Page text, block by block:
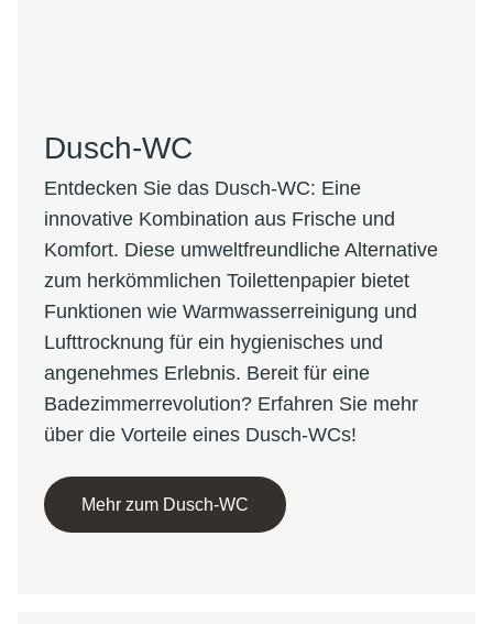
Dusch-WC
Entdecken Sie das Dusch-WC: Eine
innovative Kombination aus Frische und
Komfort. Diese umweltfreundliche Alternative
zum herkömmlichen Toilettenpapier bietet
Funktionen wie Warmwasserreinigung und
Lufttrocknung für ein hygienisches und
angenehmes Erlebnis. Bereit für eine
Badezimmerrevolution? Erfahren Sie mehr
über die Vorteile eines Dusch-WCs!
Mehr zum Dusch-WC